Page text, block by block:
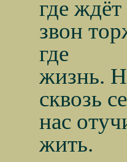
где
звон
где
жизнь.
сквозь
нас
жить.